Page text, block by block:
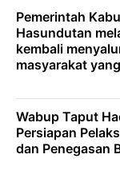
Pemerintah
Hasundutan
kembali
masyarakat
Wabup Taput
Persiapan
dan Penegasan